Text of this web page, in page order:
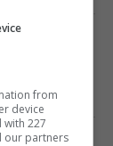
напій
from
device
with 227
our partners